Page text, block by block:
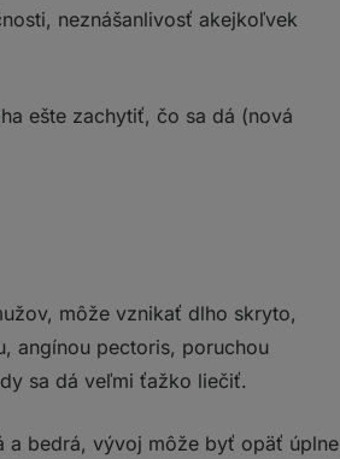
neznášanlivosť akejkoľvek
ešte zachytiť, čo sa dá (nová
môže vznikať dlho skryto,
angínou pectoris, poruchou
sa dá veľmi ťažko liečiť.
a bedrá, vývoj môže byť opäť úplne